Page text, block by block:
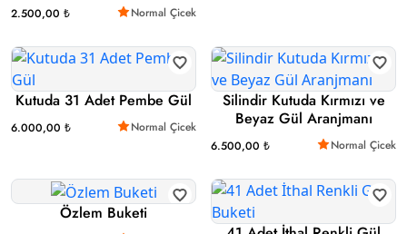
2.500,00 ₺ Normal Çicek
Kutuda 31 Adet Pembe Gül
6.000,00 ₺ Normal Çicek
Silindir Kutuda Kırmızı ve
Beyaz Gül Aranjmanı
6.500,00 ₺ Normal Çicek
Özlem Buketi